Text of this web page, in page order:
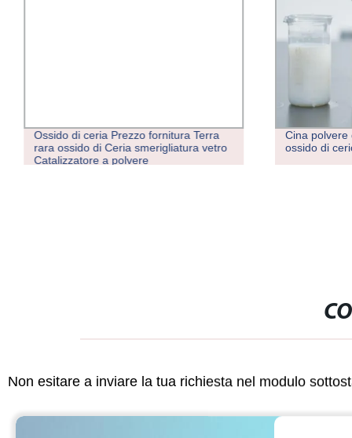
Ossido di ceria Prezzo fornitura Terra
rara ossido di Ceria smerigliatura vetro
Catalizzatore a polvere
Cina polvere
ossido di
Non esitare a inviare la tua richiesta nel modulo